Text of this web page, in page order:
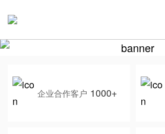
企业合作客户 1000+